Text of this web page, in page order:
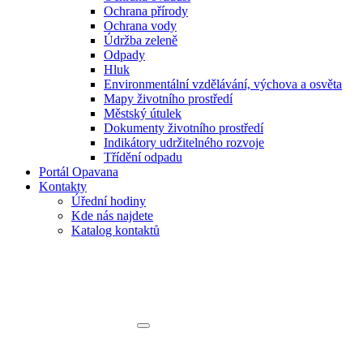
Ochrana přírody
Ochrana vody
Údržba zeleně
Odpady
Hluk
Environmentální vzdělávání, výchova a osvěta
Mapy životního prostředí
Městský útulek
Dokumenty životního prostředí
Indikátory udržitelného rozvoje
Třídění odpadu
Portál Opavana
Kontakty
Úřední hodiny
Kde nás najdete
Katalog kontaktů